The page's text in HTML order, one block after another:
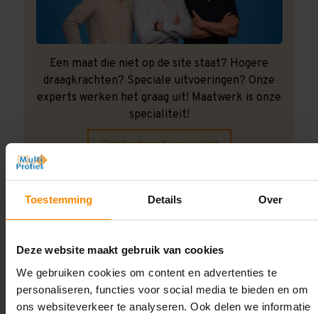
Toestemming Details Over
Deze website maakt gebruik van cookies
We gebruiken cookies om content en advertenties te
personaliseren, functies voor social media te bieden en om
ons websiteverkeer te analyseren. Ook delen we informatie
Een maat die niet op de site staat? Hogere
draagkrachten? Speciale uitvoeringen? Onze
experts werken het graag uit! Maatwerk is onze
specialiteit!
Contact met specialist
Montage uitbesteden?